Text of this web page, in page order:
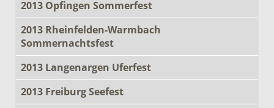
2013 Opfingen Sommerfest
2013 Rheinfelden-Warmbach
Sommernachtsfest
2013 Langenargen Uferfest
2013 Freiburg Seefest